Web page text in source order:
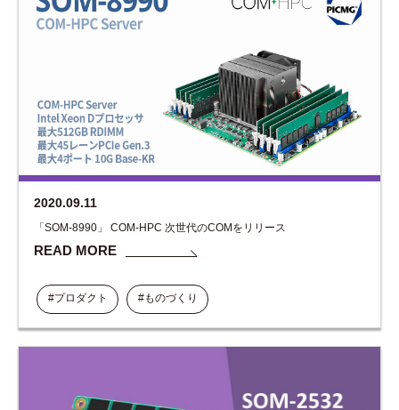
2020.09.11
「SOM-8990」 COM-HPC 次世代のCOMをリリース
READ MORE
#プロダクト #ものづくり